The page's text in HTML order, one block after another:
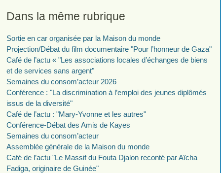
Dans la même rubrique
Sortie en car organisée par la Maison du monde
Projection/Débat du film documentaire "Pour l’honneur de Gaza"
Café de l’actu « "Les associations locales d’échanges de biens
et de services sans argent"
Semaines du consom’acteur 2026
Conférence : "La discrimination à l’emploi des jeunes diplômés
issus de la diversité"
Café de l’actu : "Mary-Yvonne et les autres"
Conférence-Débat des Amis de Kayes
Semaines du consom’acteur
Assemblée générale de la Maison du monde
Café de l’actu "Le Massif du Fouta Djalon reconté par Aïcha
Fadiga, originaire de Guinée"